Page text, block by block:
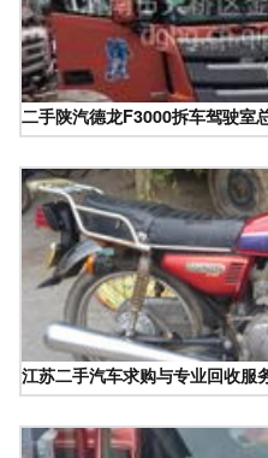
二手陕汽德龙F3000拆车驾驶室
江苏二手汽车求购与专业回收服